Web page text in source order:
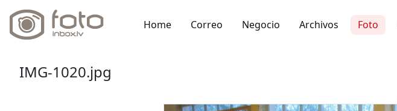
Home Correo Negocio Archivos Foto
IMG-1020.jpg